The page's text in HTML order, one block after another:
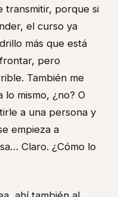
transmitir, porque si
el curso ya
más que está
pero
También me
lo mismo, ¿no? O
a una persona y
empieza a
Claro. ¿Cómo lo